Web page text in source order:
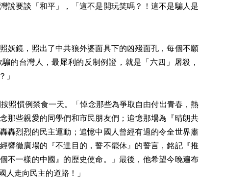
說要談「和平」，「這不是開玩笑嗎？！這不是騙人是
妖鏡，照出了中共狼外婆面具下的凶殘面孔，每個不願
的台灣人，最犀利的反制例證，就是「六四」屠殺，
」
照慣例禁食一天。「悼念那些為爭取自由付出青春，熱
那些親愛的同學們和市民朋友們；追憶那場為『晴朗共
轟烈烈的民主運動；追憶中國人曾經有過的令全世界肅
響徹廣場的『不達目的，誓不罷休』的誓言，銘記『推
不一樣的中國』的歷史使命。」最後，他希望今晚遍布
人走向民主的道路！」